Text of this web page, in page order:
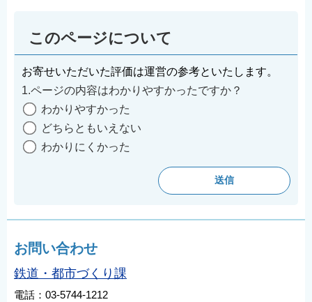
このページについて
お寄せいただいた評価は運営の参考といたします。
1.ページの内容はわかりやすかったですか？
わかりやすかった
どちらともいえない
わかりにくかった
お問い合わせ
鉄道・都市づくり課
電話：03-5744-1212
简体中文
繁體中文
한국어
नेपाली
Filipino